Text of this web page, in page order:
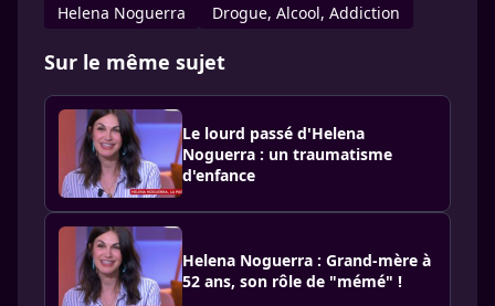
Helena Noguerra
Drogue, Alcool, Addiction
Sur le même sujet
Le lourd passé d'Helena
Noguerra : un traumatisme
d'enfance
Helena Noguerra : Grand-mère à
52 ans, son rôle de "mémé" !